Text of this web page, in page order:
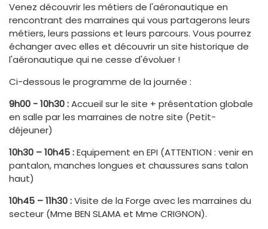
Venez découvrir les métiers de l'aéronautique en
rencontrant des marraines qui vous partagerons leurs
métiers, leurs passions et leurs parcours. Vous pourrez
échanger avec elles et découvrir un site historique de
l'aéronautique qui ne cesse d'évoluer !
Ci-dessous le programme de la journée :
9h00 - 10h30 :Accueil sur le site + présentation globale
en salle par les marraines de notre site (Petit-
déjeuner)
10h30 – 10h45 :Equipement en EPI (ATTENTION : venir en
pantalon, manches longues et chaussures sans talon
haut)
10h45 – 11h30 :Visite de la Forge avec les marraines du
secteur (Mme BEN SLAMA et Mme CRIGNON).